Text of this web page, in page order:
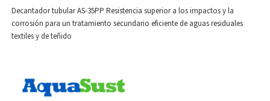
Decantador tubular AS-35PP Resistencia superior a los impactos y la
corrosión para un tratamiento secundario eficiente de aguas residuales
textiles y de teñido